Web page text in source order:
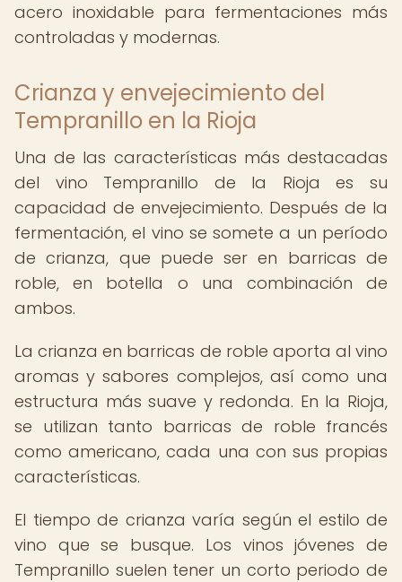
acero inoxidable para fermentaciones más
controladas y modernas.
Crianza y envejecimiento del
Tempranillo en la Rioja
Una de las características más destacadas
del vino Tempranillo de la Rioja es su
capacidad de envejecimiento. Después de la
fermentación, el vino se somete a un período
de crianza, que puede ser en barricas de
roble, en botella o una combinación de
ambos.
La crianza en barricas de roble aporta al vino
aromas y sabores complejos, así como una
estructura más suave y redonda. En la Rioja,
se utilizan tanto barricas de roble francés
como americano, cada una con sus propias
características.
El tiempo de crianza varía según el estilo de
vino que se busque. Los vinos jóvenes de
Tempranillo suelen tener un corto periodo de